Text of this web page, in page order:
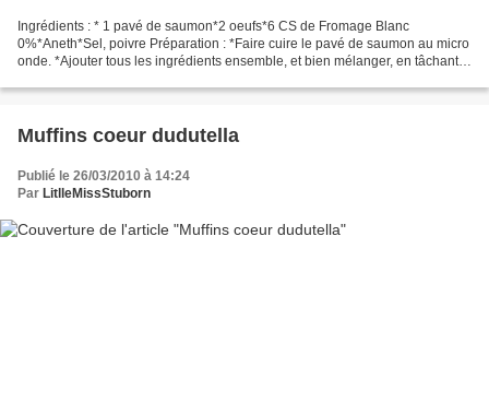
Ingrédients : * 1 pavé de saumon*2 oeufs*6 CS de Fromage Blanc
0%*Aneth*Sel, poivre Préparation : *Faire cuire le pavé de saumon au micro
onde. *Ajouter tous les ingrédients ensemble, et bien mélanger, en tâchant
Muffins coeur dudutella
Publié le 26/03/2010 à 14:24
Par LitlleMissStuborn